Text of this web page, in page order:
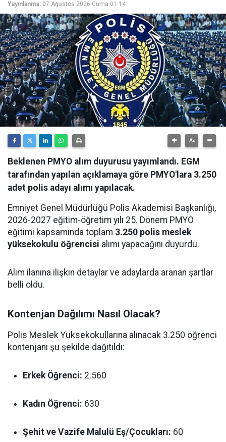
Yayınlanma: 07 Ağustos 2026 Cuma 01:14
Beklenen PMYO alım duyurusu yayımlandı. EGM
tarafından yapılan açıklamaya göre PMYO'lara 3.250
adet polis adayı alımı yapılacak.
Emniyet Genel Müdürlüğü Polis Akademisi Başkanlığı,
2026-2027 eğitim-öğretim yılı 25. Dönem PMYO
eğitimi kapsamında toplam 3.250 polis meslek
yüksekokulu öğrencisi alımı yapacağını duyurdu.
Alım ilanına ilişkin detaylar ve adaylarda aranan şartlar
belli oldu.
Kontenjan Dağılımı Nasıl Olacak?
Polis Meslek Yüksekokullarına alınacak 3.250 öğrenci
kontenjanı şu şekilde dağıtıldı:
Erkek Öğrenci: 2.560
Kadın Öğrenci: 630
Şehit ve Vazife Malulü Eş/Çocukları: 60